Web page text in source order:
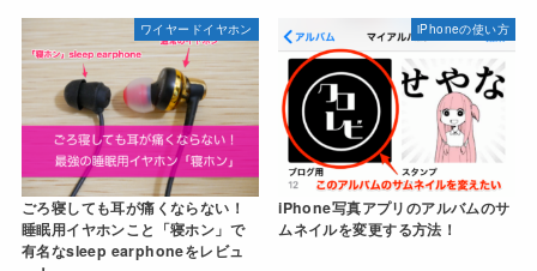
ワイヤードイヤホン
ごろ寝しても耳が痛くならない！
睡眠用イヤホンこと「寝ホン」で
有名なsleep earphoneをレビュ
iPhoneの使い方
iPhone写真アプリのアルバムのサ
ムネイルを変更する方法！